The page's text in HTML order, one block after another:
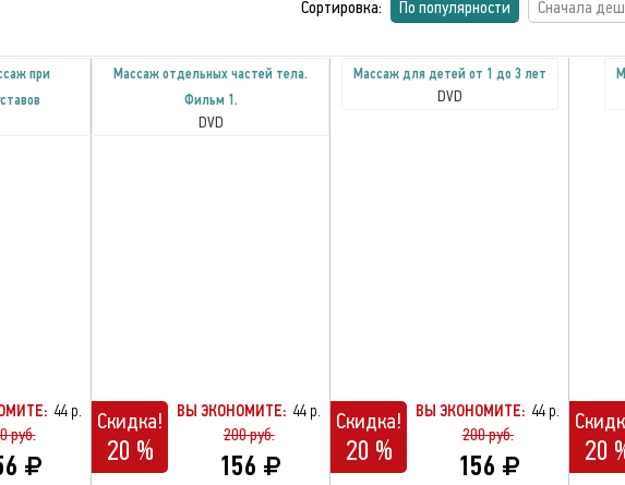
Сортировка: По популярности Сначала
при
44 р.
руб.
Массаж отдельных частей тела.
Фильм 1.
DVD
Скидка!
20 %
ВЫ ЭКОНОМИТЕ: 44 р.
200 руб.
156
Массаж для детей от 1 до 3 лет
DVD
Скидка!
20 %
ВЫ ЭКОНОМИТЕ: 44 р.
200 руб.
156 20